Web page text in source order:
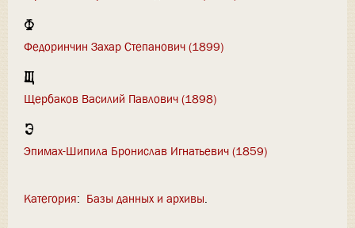
Ф
Федоринчин Захар Степанович (1899)
Щ
Щербаков Василий Павлович (1898)
Э
Эпимах-Шипила Бронислав Игнатьевич (1859)
Категория: Базы данных и архивы